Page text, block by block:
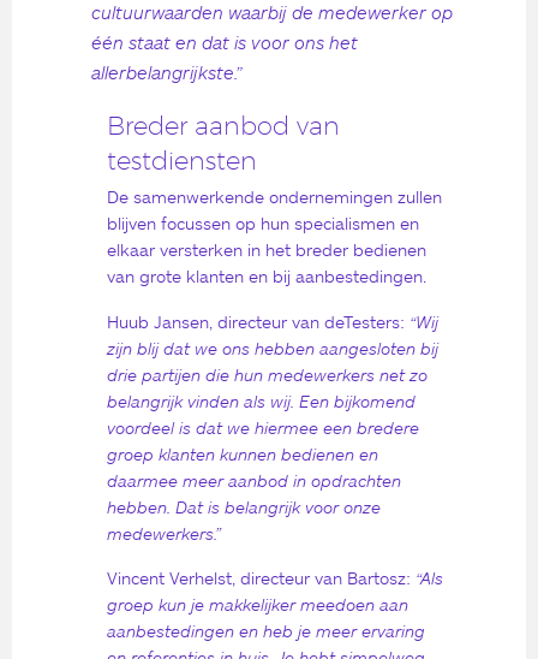
cultuurwaarden waarbij de medewerker op
één staat en dat is voor ons het
allerbelangrijkste.”
Breder aanbod van
testdiensten
De samenwerkende ondernemingen zullen
blijven focussen op hun specialismen en
elkaar versterken in het breder bedienen
van grote klanten en bij aanbestedingen.
Huub Jansen, directeur van deTesters: “Wij
zijn blij dat we ons hebben aangesloten bij
drie partijen die hun medewerkers net zo
belangrijk vinden als wij. Een bijkomend
voordeel is dat we hiermee een bredere
groep klanten kunnen bedienen en
daarmee meer aanbod in opdrachten
hebben. Dat is belangrijk voor onze
medewerkers.”
Vincent Verhelst, directeur van Bartosz: “Als
groep kun je makkelijker meedoen aan
aanbestedingen en heb je meer ervaring